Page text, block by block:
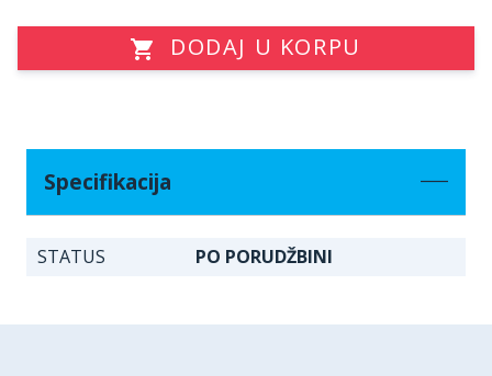
DODAJ U KORPU
Specifikacija
STATUS PO PORUDŽBINI